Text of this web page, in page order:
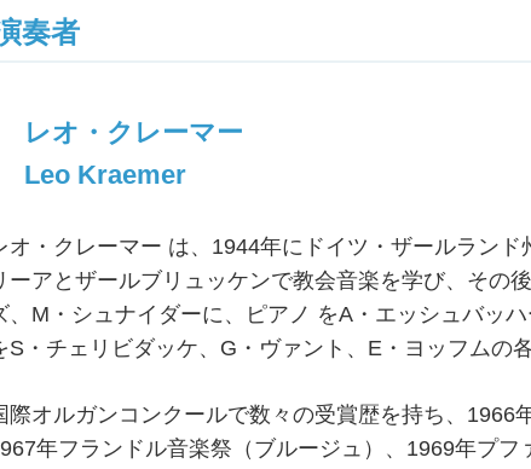
奏者
レオ・クレーマー
Leo Kraemer
オ・クレーマー は、1944年にドイツ・ザールラン
ーアとザールブリュッケンで教会音楽を学び、その
、M・シュナイダーに、ピアノ をA・エッシュバッ
S・チェリビダッケ、G・ヴァント、E・ヨッフムの各
際オルガンコンクールで数々の受賞歴を持ち、1966
年フランドル音楽祭（ブルージュ）、1969年プ